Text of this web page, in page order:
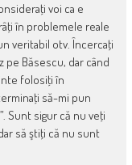
voi ca e
în problemele reale
veritabil otv. Încercaţi
pe Băsescu, dar când
folosiţi în
să-mi pun
Sunt sigur că nu veţi
să ştiţi că nu sunt